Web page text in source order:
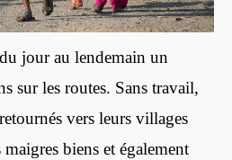
jour au lendemain un
sur les routes. Sans travail,
vers leurs villages
biens et également